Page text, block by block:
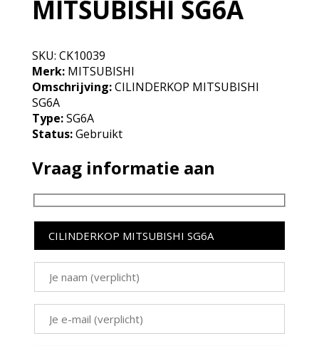
MITSUBISHI SG6A
SKU: CK10039
Merk:MITSUBISHI
Omschrijving:CILINDERKOP MITSUBISHI
SG6A
Type:SG6A
Status:Gebruikt
Vraag informatie aan